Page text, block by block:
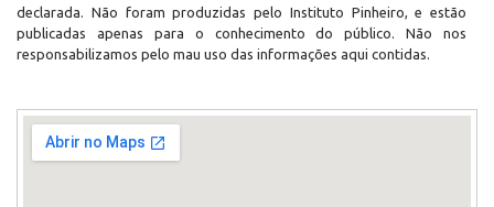
declarada. Não foram produzidas pelo Instituto Pinheiro, e estão
publicadas apenas para o conhecimento do público. Não nos
responsabilizamos pelo mau uso das informações aqui contidas.